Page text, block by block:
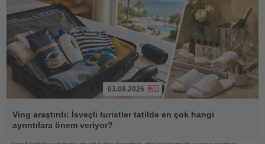
Oku
03.08.2026
Ving araştırdı: İsveçli turistler tatilde en çok hangi
ayrıntılara önem veriyor?